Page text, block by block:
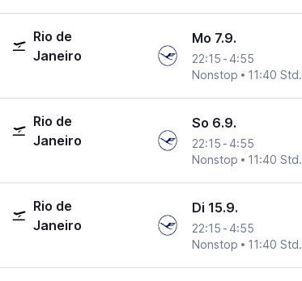
Rio de
Janeiro
Main
Mo 7.9.
22:15 - 4:55
Nonstop
11:40 Std.
Rio de
Janeiro
Main
So 6.9.
22:15 - 4:55
Nonstop
11:40 Std.
Rio de
Janeiro
Main
Di 15.9.
22:15 - 4:55
Nonstop
11:40 Std.